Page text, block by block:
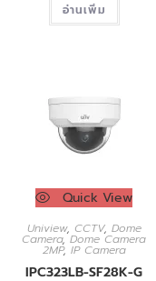
อ่านเพิ่ม
Quick View
Uniview, CCTV, Dome
Camera,Dome Camera
2MP, IP Camera
IPC323LB-SF28K-G